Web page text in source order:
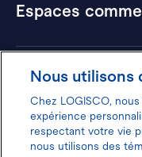
Espaces
Hôtels
Nous utilisons
Chez LOGISCO,
expérience
respectant votre vie
nous utilisons des